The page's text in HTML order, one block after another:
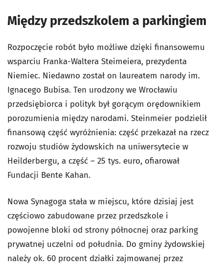
Między przedszkolem a parkingiem
Rozpoczęcie robót było możliwe dzięki finansowemu
wsparciu Franka-Waltera Steimeiera, prezydenta
Niemiec. Niedawno został on laureatem narody im.
Ignacego Bubisa. Ten urodzony we Wrocławiu
przedsiębiorca i polityk był gorącym orędownikiem
porozumienia między narodami. Steinmeier podzielił
finansową część wyróżnienia: część przekazał na rzecz
rozwoju studiów żydowskich na uniwersytecie w
Heilderbergu, a część – 25 tys. euro, ofiarował
Fundacji Bente Kahan.
Nowa Synagoga stała w miejscu, które dzisiaj jest
częściowo zabudowane przez przedszkole i
powojenne bloki od strony północnej oraz parking
prywatnej uczelni od południa. Do gminy żydowskiej
należy ok. 60 procent działki zajmowanej przez